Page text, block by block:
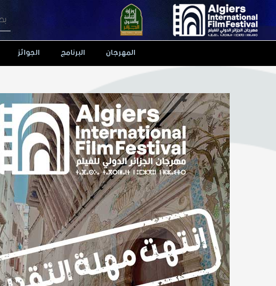
content
المهرجان البرنامج الجوائز